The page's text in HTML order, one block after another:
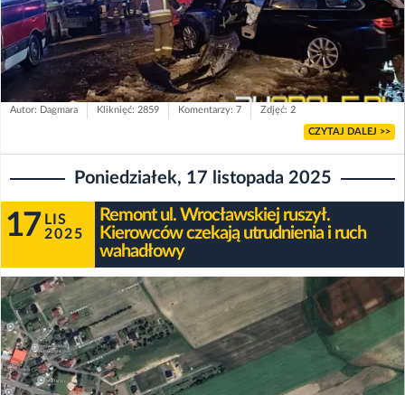
Autor: Dagmara Kliknięć: 2859 Komentarzy: 7 Zdjęć: 2
CZYTAJ DALEJ >>
Poniedziałek, 17 listopada 2025
17 LIS
2025
Remont ul. Wrocławskiej ruszył.
Kierowców czekają utrudnienia i ruch
wahadłowy